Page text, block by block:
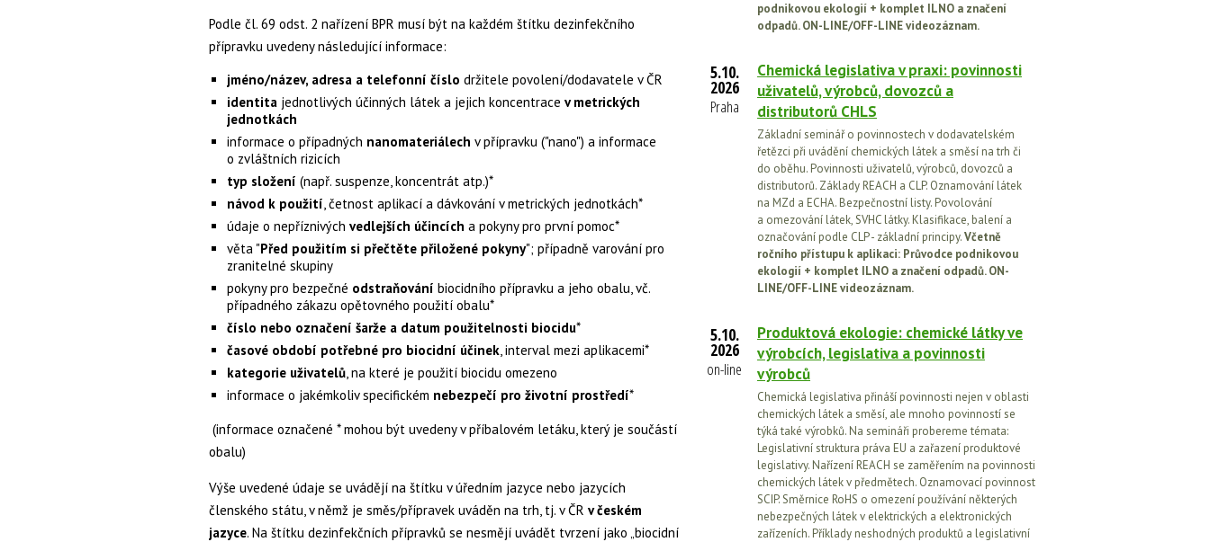
Podle čl. 69 odst. 2 nařízení BPR musí být na každém štítku dezinfekčního
přípravku uvedeny následující informace:
jméno/název, adresa a telefonní číslo držitele povolení/dodavatele v ČR
identita jednotlivých účinných látek a jejich koncentrace v metrických
jednotkách
informace o případných nanomateriálech v přípravku ("nano") a informace
o zvláštních rizicích
typ složení (např. suspenze, koncentrát atp.)*
návod k použití , četnost aplikací a dávkování v metrických jednotkách*
údaje o nepříznivých vedlejších účincích a pokyny pro první pomoc*
věta "Před použitím si přečtěte přiložené pokyny"; případně varování pro
zranitelné skupiny
pokyny pro bezpečné odstraňování biocidního přípravku a jeho obalu, vč.
případného zákazu opětovného použití obalu*
číslo nebo označení šarže a datum použitelnosti biocidu*
časové období potřebné pro biocidní účinek , interval mezi aplikacemi*
kategorie uživatelů , na které je použití biocidu omezeno
informace o jakémkoliv specifickém nebezpečí pro životní prostředí*
(informace označené * mohou být uvedeny v příbalovém letáku, který je součástí
obalu)
Výše uvedené údaje se uvádějí na štítku v úředním jazyce nebo jazycích
členského státu, v němž je směs/přípravek uváděn na trh, tj. v ČR v českém
jazyce. Na štítku dezinfekčních přípravků se nesmějí uvádět tvrzení jako „biocidní
podnikovou ekologií + komplet ILNO a značení
odpadů. ON-LINE/OFF-LINE videozáznam.
5.10.
2026
Praha
Chemická legislativa v praxi: povinnosti
uživatelů, výrobců, dovozců a
distributorů CHLS
Základní seminář o povinnostech v dodavatelském
řetězci při uvádění chemických látek a směsí na trh či
do oběhu. Povinnosti uživatelů, výrobců, dovozců a
distributorů. Základy REACH a CLP. Oznamování látek
na MZd a ECHA. Bezpečnostní listy. Povolování
a omezování látek, SVHC látky. Klasifikace, balení a
označování podle CLP - základní principy.Včetně
ročního přístupu k aplikaci: Průvodce podnikovou
ekologií + komplet ILNO a značení odpadů. ON-
LINE/OFF-LINE videozáznam.
5.10.
2026
on-line
Produktová ekologie: chemické látky ve
výrobcích, legislativa a povinnosti
výrobců
Chemická legislativa přináší povinnosti nejen v oblasti
chemických látek a směsí, ale mnoho povinností se
týká také výrobků. Na semináři probereme témata:
Legislativní struktura práva EU a zařazení produktové
legislativy. Nařízení REACH se zaměřením na povinnosti
chemických látek v předmětech. Oznamovací povinnost
SCIP. Směrnice RoHS o omezení používání některých
nebezpečných látek v elektrických a elektronických
zařízeních. Příklady neshodných produktů a legislativní